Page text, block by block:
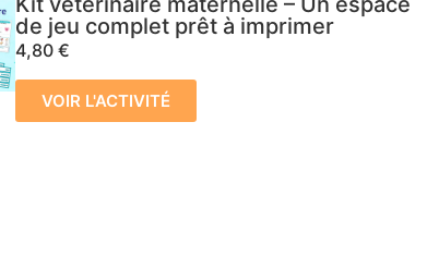
de jeu complet prêt à imprimer
4,80 €
VOIR L'ACTIVITÉ